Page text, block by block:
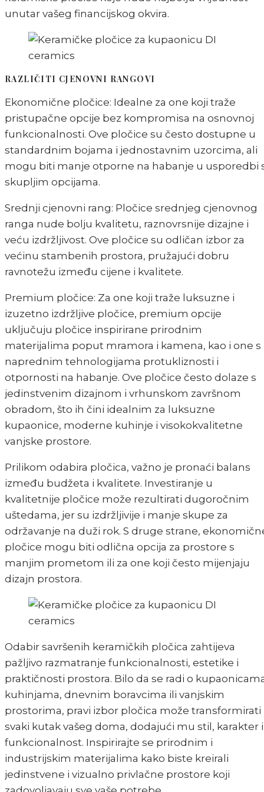
unutar vašeg financijskog okvira.
RAZLIČITI CJENOVNI RANGOVI
Ekonomične pločice: Idealne za one koji traže
pristupačne opcije bez kompromisa na osnovnoj
funkcionalnosti. Ove pločice su često dostupne u
standardnim bojama i jednostavnim uzorcima, ali
mogu biti manje otporne na habanje u usporedbi
skupljim opcijama.
Srednji cjenovni rang: Pločice srednjeg cjenovnog
ranga nude bolju kvalitetu, raznovrsnije dizajne i
veću izdržljivost. Ove pločice su odličan izbor za
većinu stambenih prostora, pružajući dobru
ravnotežu između cijene i kvalitete.
Premium pločice: Za one koji traže luksuzne i
izuzetno izdržljive pločice, premium opcije
uključuju pločice inspirirane prirodnim
materijalima poput mramora i kamena, kao i one s
naprednim tehnologijama protukliznosti i
otpornosti na habanje. Ove pločice često dolaze s
jedinstvenim dizajnom i vrhunskom završnom
obradom, što ih čini idealnim za luksuzne
kupaonice, moderne kuhinje i visokokvalitetne
vanjske prostore.
Prilikom odabira pločica, važno je pronaći balans
između budžeta i kvalitete. Investiranje u
kvalitetnije pločice može rezultirati dugoročnim
uštedama, jer su izdržljivije i manje skupe za
održavanje na duži rok. S druge strane,
pločice mogu biti odlična opcija za prostore s
manjim prometom ili za one koji često mijenjaju
dizajn prostora.
Odabir savršenih keramičkih pločica zahtijeva
pažljivo razmatranje funkcionalnosti, estetike i
praktičnosti prostora. Bilo da se radi o
kuhinjama, dnevnim boravcima ili vanjskim
prostorima, pravi izbor pločica može transformirati
svaki kutak vašeg doma, dodajući mu stil, karakter i
funkcionalnost. Inspirirajte se prirodnim i
industrijskim materijalima kako biste kreirali
jedinstvene i vizualno privlačne prostore koji